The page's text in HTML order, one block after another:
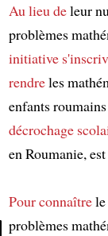
Au lieu deleur
problèmes
initiative
rendreles
enfants
décrochage
en Roumanie, est
Pour connaîtrele
problèmes